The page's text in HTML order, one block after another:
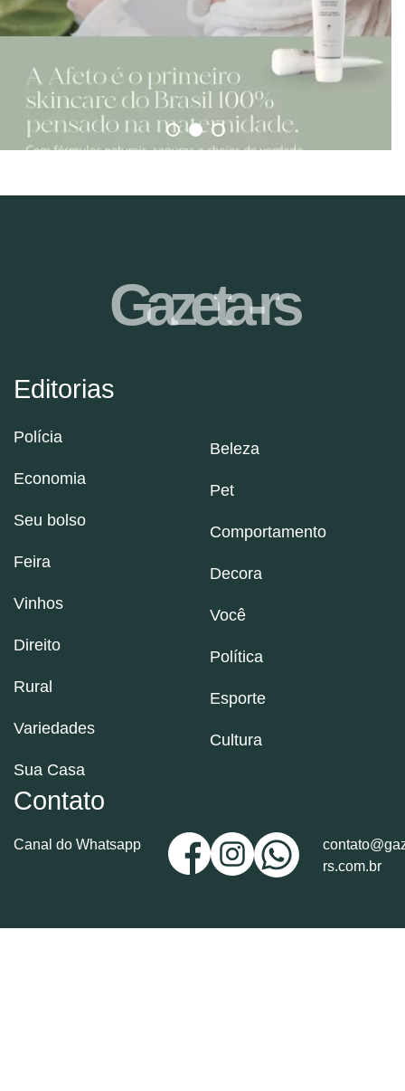
Editorias
Polícia
Economia
Seu bolso
Feira
Vinhos
Direito
Rural
Variedades
Sua Casa
Beleza
Pet
Comportamento
Decora
Você
Política
Esporte
Cultura
Contato
Canal do Whatsapp
rs.com.br
Gazeta-rs